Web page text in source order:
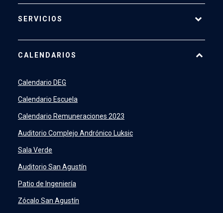
SERVICIOS
SIDINGlaunch
Academic Intelligence
PeopleSoftlaunch
ERPlaunch
CALENDARIOS
Calendario DEG
Calendario Escuela
Calendario Remuneraciones 2023
Auditorio Complejo Andrónico Luksic
Sala Verde
Auditorio San Agustín
Patio de Ingeniería
Zócalo San Agustín